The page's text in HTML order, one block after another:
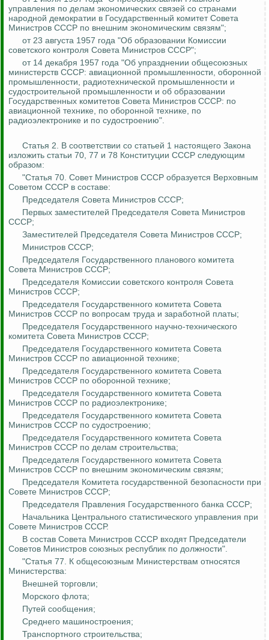
управления по делам экономических связей со странами
народной демократии в Государственный комитет Совета
Министров СССР по внешним экономическим связям";
от 23 августа 1957 года "Об образовании Комиссии
советского контроля Совета Министров СССР";
от 14 декабря 1957 года "Об упразднении общесоюзных
министерств СССР: авиационной промышленности, оборонной
промышленности, радиотехнической промышленности и
судостроительной промышленности и об образовании
Государственных комитетов Совета Министров СССР: по
авиационной технике, по оборонной технике, по
радиоэлектронике и по судостроению".
Статья 2. В соответствии со статьей 1 настоящего Закона
изложить статьи 70, 77 и 78 Конституции СССР следующим
образом:
"Статья 70. Совет Министров СССР образуется Верховным
Советом СССР в составе:
Председателя Совета Министров СССР;
Первых заместителей Председателя Совета Министров
СССР;
Заместителей Председателя Совета Министров СССР;
Министров СССР;
Председателя Государственного планового комитета
Совета Министров СССР;
Председателя Комиссии советского контроля Совета
Министров СССР;
Председателя Государственного комитета Совета
Министров СССР по вопросам труда и заработной платы;
Председателя Государственного научно-технического
комитета Совета Министров СССР;
Председателя Государственного комитета Совета
Министров СССР по авиационной технике;
Председателя Государственного комитета Совета
Министров СССР по оборонной технике;
Председателя Государственного комитета Совета
Министров СССР по радиоэлектронике;
Председателя Государственного комитета Совета
Министров СССР по судостроению;
Председателя Государственного комитета Совета
Министров СССР по делам строительства;
Председателя Государственного комитета Совета
Министров СССР по внешним экономическим связям;
Председателя Комитета государственной безопасности при
Совете Министров СССР;
Председателя Правления Государственного банка СССР;
Начальника Центрального статистического управления при
Совете Министров СССР.
В состав Совета Министров СССР входят Председатели
Советов Министров союзных республик по должности".
"Статья 77. К общесоюзным Министерствам относятся
Министерства:
Внешней торговли;
Морского флота;
Путей сообщения;
Среднего машиностроения;
Транспортного строительства;